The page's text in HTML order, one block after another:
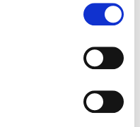
SELEZIONATI.